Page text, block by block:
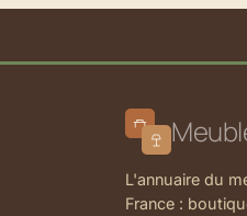
L'annuaire du
France :